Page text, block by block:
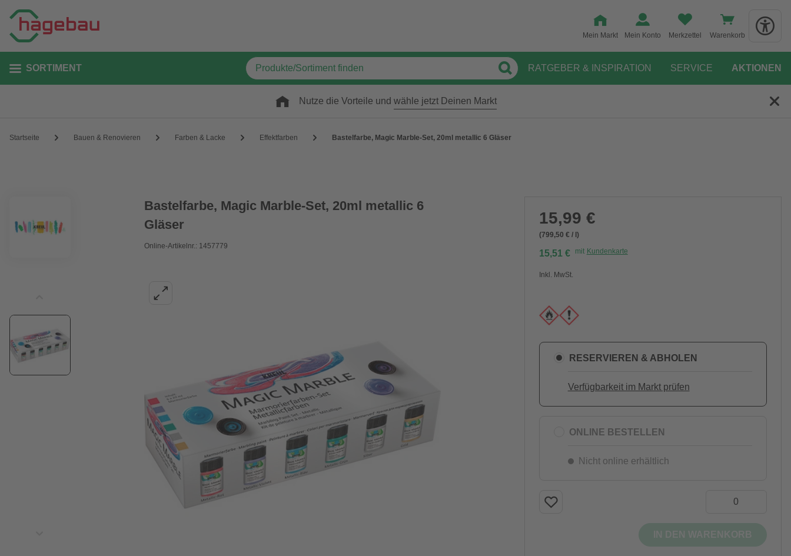
Mein Markt Mein Konto Merkzettel Warenkorb
SORTIMENT RATGEBER & INSPIRATION SERVICE AKTIONEN
Nutze die Vorteile und wähle jetzt Deinen Markt
Startseite Bauen & Renovieren Farben & Lacke Effektfarben Bastelfarbe, Magic Marble-Set, 20ml metallic 6 Gläser
Bastelfarbe, Magic Marble-Set, 20ml metallic 6
Gläser
Online-Artikelnr.: 1457779
15,99 €
(799,50 € / l)
15,51 € mit Kundenkarte
Inkl. MwSt.
RESERVIEREN & ABHOLEN
Verfügbarkeit im Markt prüfen
ONLINE BESTELLEN
Nicht online erhältlich